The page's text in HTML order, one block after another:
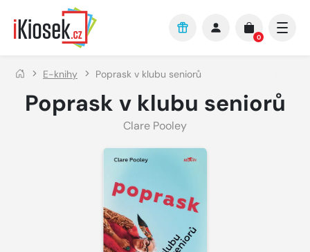
Přejít na hlavní obsah
0
E-knihy Poprask v klubu seniorů
Poprask v klubu seniorů
Clare Pooley